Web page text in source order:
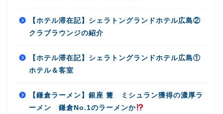
【ホテル滞在記】シェラトングランドホテル広島②
クラブラウンジの紹介
【ホテル滞在記】シェラトングランドホテル広島①
ホテル＆客室
【鎌倉ラーメン】銀座 篝 ミシュラン獲得の濃厚ラ
ーメン 鎌倉No.1のラーメンか